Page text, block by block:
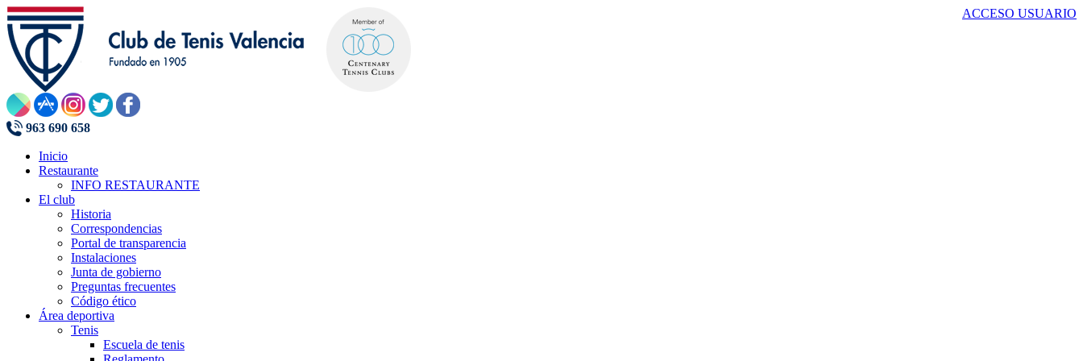
ACCESO USUARIO
963 690 658
Inicio
Restaurante
INFO RESTAURANTE
El club
Historia
Correspondencias
Portal de transparencia
Instalaciones
Junta de gobierno
Preguntas frecuentes
Código ético
Área deportiva
Tenis
Escuela de tenis